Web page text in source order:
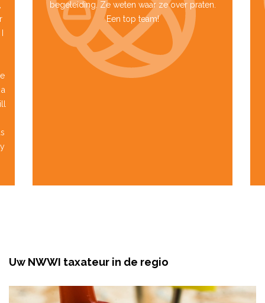
begeleiding. Ze weten waar ze over praten.
Een top team!
Uw NWWI taxateur in de regio